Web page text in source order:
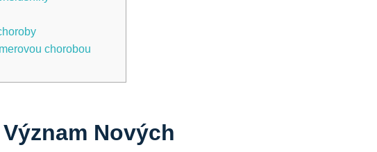
chorobou
Nových